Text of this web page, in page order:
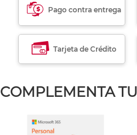
Pago contra entrega
Tarjeta de Crédito
COMPLEMENTA